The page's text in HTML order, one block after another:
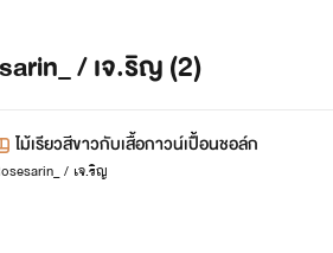
/ เจ.ริญ (2)
ไม้เรียวสีขาวกับเสื้อกาวน์เปื้อนชอล์ก
/ เจ.ริญ